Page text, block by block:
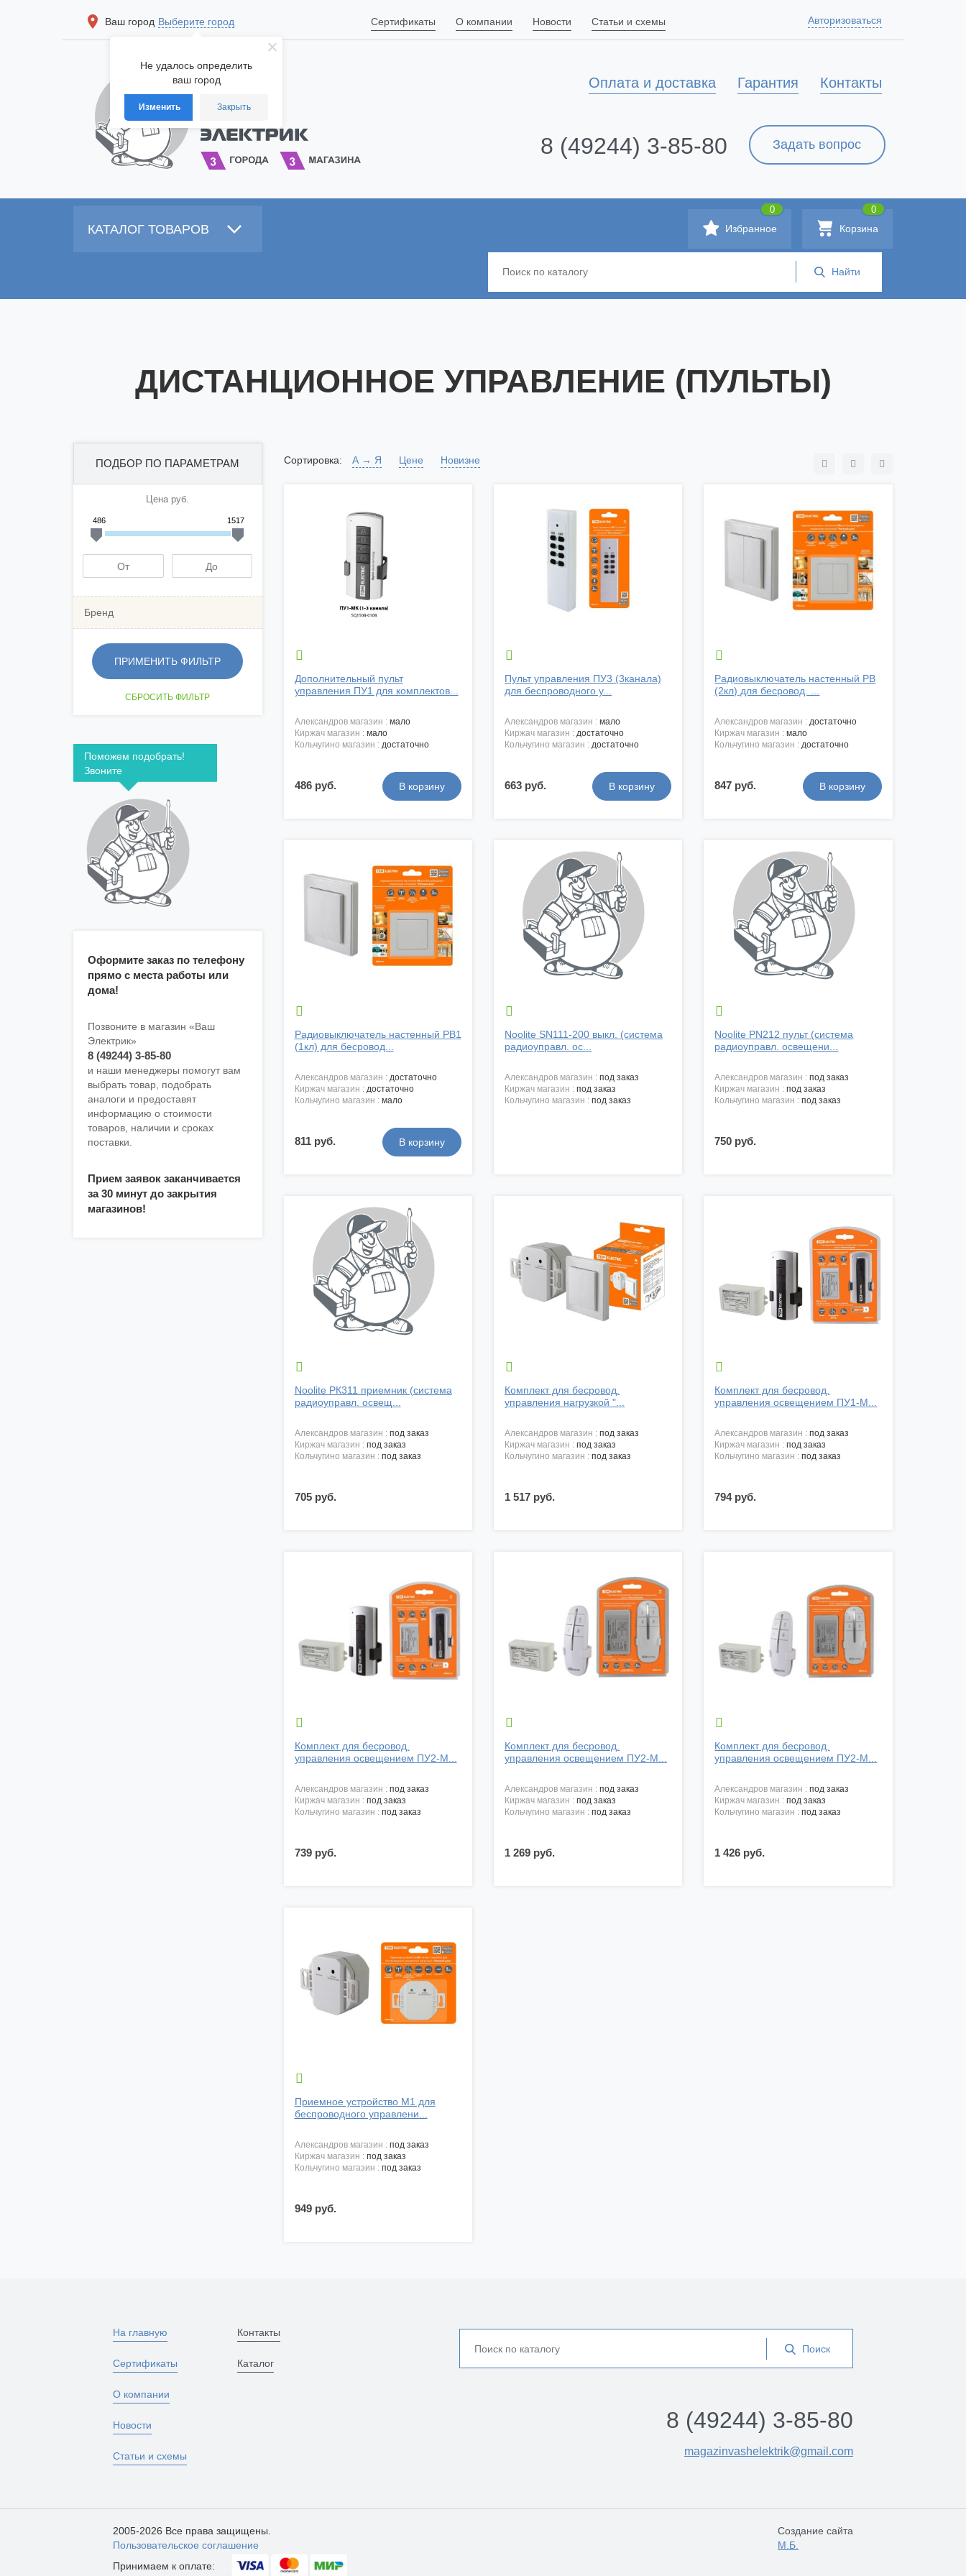
Не удалось определить
ваш город
Изменить Закрыть
Ваш город Выберите город Сертификаты О компании Новости Статьи и схемы Авторизоваться
Контакты
Гарантия
Оплата и доставка
Задать вопрос
8 (49244) 3-85-80
КАТАЛОГ ТОВАРОВ Корзина
0
Избранное
0
ДИСТАНЦИОННОЕ УПРАВЛЕНИЕ (ПУЛЬТЫ)
ПОДБОР ПО ПАРАМЕТРАМ
Цена руб.
486 1517
Бренд
Поможем подобрать!
Звоните
Оформите заказ по телефону
прямо с места работы или
дома!
Позвоните в магазин «Ваш
Электрик»
8 (49244) 3-85-80
и наши менеджеры помогут вам
выбрать товар, подобрать
аналоги и предоставят
информацию о стоимости
товаров, наличии и сроках
поставки.
Прием заявок заканчивается
за 30 минут до закрытия
магазинов!
Сортировка: А → Я Цене Новизне

Дополнительный пульт
управления ПУ1 для комплектов...
александров магазин : мало
киржач магазин : мало
кольчугино магазин : достаточно
486 руб.

Пульт управления ПУ3 (3канала)
для беспроводного у...
александров магазин : мало
киржач магазин : достаточно
кольчугино магазин : достаточно
663 руб.

Радиовыключатель настенный РВ
(2кл) для бесровод. ...
александров магазин :достаточно
киржач магазин :мало
кольчугино магазин :достаточно
847 руб.

Радиовыключатель настенный РВ1
(1кл) для бесровод...
александров магазин : достаточно
киржач магазин : достаточно
кольчугино магазин : мало
811 руб.

Noolite SN111-200 выкл. (система
радиоуправл. ос...
александров магазин : под заказ
киржач магазин : под заказ
кольчугино магазин : под заказ

Noolite РN212 пульт (система
радиоуправл. освещени...
александров магазин :под заказ
киржач магазин :под заказ
кольчугино магазин :под заказ
750 руб.

Noolite РК311 приемник (система
радиоуправл. освещ...
александров магазин : под заказ
киржач магазин : под заказ
кольчугино магазин : под заказ
705 руб.

Комплект для бесровод.
управления нагрузкой "...
александров магазин : под заказ
киржач магазин : под заказ
кольчугино магазин : под заказ
1 517 руб.

Комплект для бесровод.
управления освещением ПУ1-М...
александров магазин :под заказ
киржач магазин :под заказ
кольчугино магазин :под заказ
794 руб.

Комплект для бесровод.
управления освещением ПУ2-М...
александров магазин : под заказ
киржач магазин : под заказ
кольчугино магазин : под заказ
739 руб.

Комплект для бесровод.
управления освещением ПУ2-М...
александров магазин : под заказ
киржач магазин : под заказ
кольчугино магазин : под заказ
1 269 руб.

Комплект для бесровод.
управления освещением ПУ2-М...
александров магазин :под заказ
киржач магазин :под заказ
кольчугино магазин :под заказ
1 426 руб.

Приемное устройство М1 для
беспроводного управлени...
александров магазин : под заказ
киржач магазин : под заказ
кольчугино магазин : под заказ
949 руб.
На главную
Сертификаты
О компании
Новости
Статьи и схемы
Контакты
Каталог
8 (49244) 3-85-80
magazinvashelektrik@gmail.com
2005-2026 Все права защищены.
Пользовательское соглашение
Принимаем к оплате:
Создание сайта
М.Б.